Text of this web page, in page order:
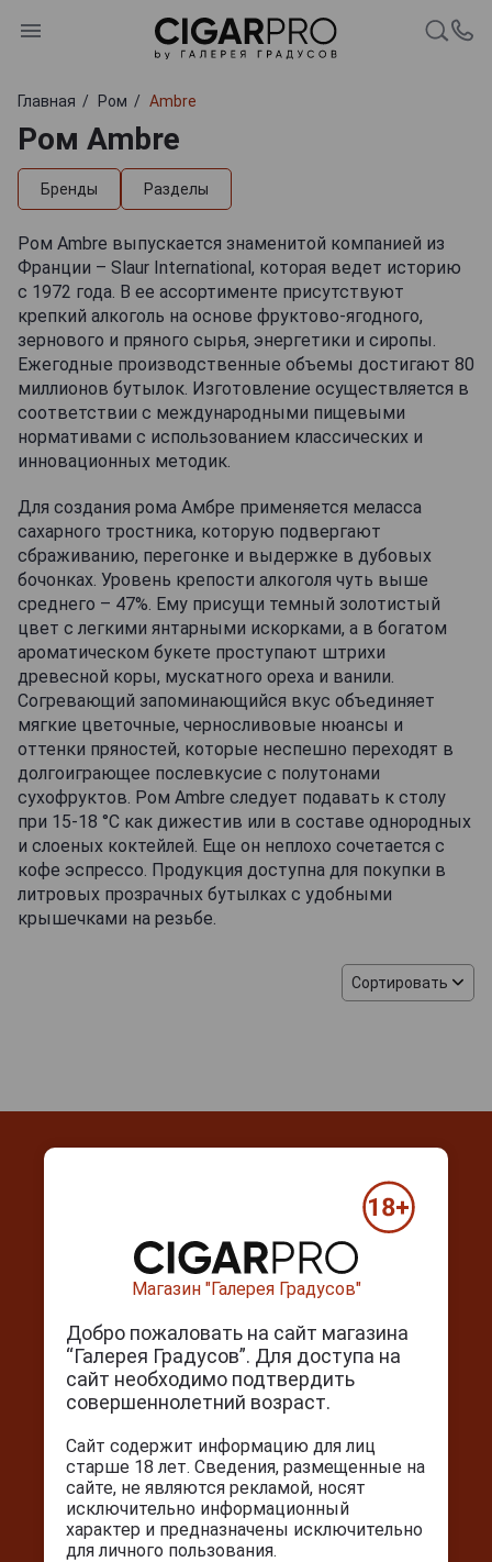
Главная Ром Ambre
Ром Ambre
Бренды Разделы
Ром Ambre выпускается знаменитой компанией из
Франции – Slaur International, которая ведет историю
с 1972 года. В ее ассортименте присутствуют
крепкий алкоголь на основе фруктово-ягодного,
зернового и пряного сырья, энергетики и сиропы.
Ежегодные производственные объемы достигают 80
миллионов бутылок. Изготовление осуществляется в
соответствии с международными пищевыми
нормативами с использованием классических и
инновационных методик.
Для создания рома Амбре применяется меласса
сахарного тростника, которую подвергают
сбраживанию, перегонке и выдержке в дубовых
бочонках. Уровень крепости алкоголя чуть выше
среднего – 47%. Ему присущи темный золотистый
цвет с легкими янтарными искорками, а в богатом
ароматическом букете проступают штрихи
древесной коры, мускатного ореха и ванили.
Согревающий запоминающийся вкус объединяет
мягкие цветочные, черносливовые нюансы и
оттенки пряностей, которые неспешно переходят в
долгоиграющее послевкусие с полутонами
сухофруктов. Ром Ambre следует подавать к столу
при 15-18 °С как дижестив или в составе однородных
и слоеных коктейлей. Еще он неплохо сочетается с
кофе эспрессо. Продукция доступна для покупки в
литровых прозрачных бутылках с удобными
крышечками на резьбе.
Сортировать
Контакты
г. Москва, Серпуховский вал, д. 5
Ежедневно с 10:00 до 22:00
+7(495) 644-59-95
info@cigarpro.ru
Покупателям
Контакты
Покупка и оплата
Магазин "Галерея Градусов"
Добро пожаловать на сайт магазина
“Галерея Градусов”. Для доступа на
сайт необходимо подтвердить
совершеннолетний возраст.
Сайт содержит информацию для лиц
старше 18 лет. Сведения, размещенные на
сайте, не являются рекламой, носят
исключительно информационный
характер и предназначены исключительно
для личного пользования.